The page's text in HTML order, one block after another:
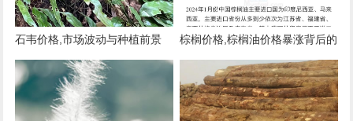
石韦价格,市场波动与种植前景
棕榈价格,棕榈油价格暴涨背后的
原因与影响